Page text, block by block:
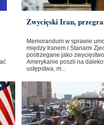
Zwycięski Iran,
Memorandum w sprawie
między Iranem i Stanami
postrzegane jako
Amerykanie poszli na
ustępstwa, m...